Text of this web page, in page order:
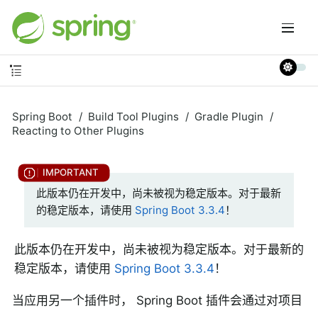
Spring Boot Build Tool Plugins
Gradle Plugin
Reacting to Other Plugins
此版本仍在开发中，尚未被视为稳定版本。对于最新
的稳定版本，请使用 Spring Boot 3.3.4 ！
此版本仍在开发中，尚未被视为稳定版本。对于最新的
稳定版本，请使用 Spring Boot 3.3.4 ！
当应用另一个插件时， Spring Boot 插件会通过对项目